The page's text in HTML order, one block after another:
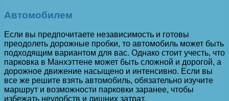
Автомобилем
Если вы предпочитаете независимость и готовы
преодолеть дорожные пробки, то автомобиль может быть
подходящим вариантом для вас. Однако стоит учесть, что
парковка в Манхэттене может быть сложной и дорогой, а
дорожное движение насыщено и интенсивно. Если вы
все же решите взять автомобиль, обязательно изучите
маршрут и возможности парковки заранее, чтобы
избежать неудобств и лишних затрат.